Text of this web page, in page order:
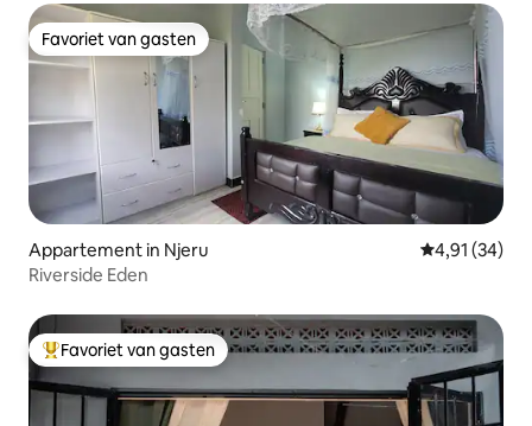
Favoriet van gasten
Favoriet van gasten
Appartement in Njeru Gemiddelde
4,91 (34)
Riverside Eden
Topfavoriet van gasten
Favoriet van gasten